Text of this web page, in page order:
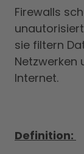
Firewalls
sie filtern
Netzwerken
Internet.
Definition: